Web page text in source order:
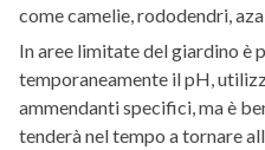
come camelie, rododendri,
In aree limitate del giardino è
temporaneamente il pH,
ammendanti specifici, ma è
tenderà nel tempo a tornare